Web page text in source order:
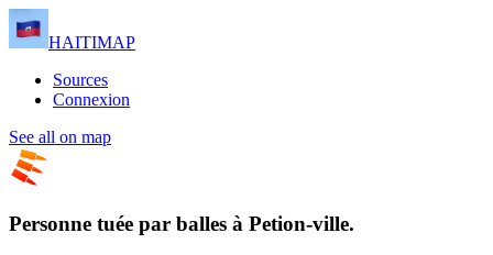
HAITIMAP
Sources
Connexion
See all on map
Personne tuée par balles à Petion-ville.